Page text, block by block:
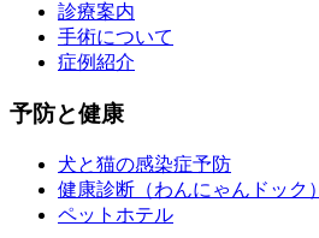
診療案内
手術について
症例紹介
予防と健康
犬と猫の感染症予防
健康診断（わんにゃんドック）
ペットホテル